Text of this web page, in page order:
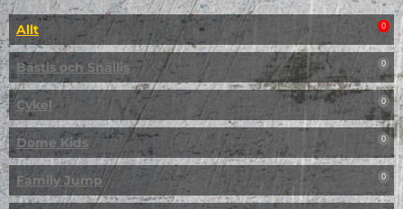
Allt 0
Bästis och Snällis 0
Cykel 0
Dome Kids 0
Family Jump 0